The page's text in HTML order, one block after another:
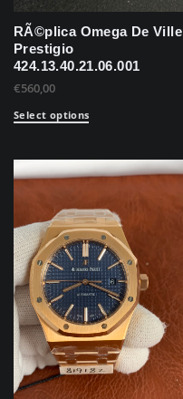
RÃ©plica Omega De Ville
Prestigio
424.13.40.21.06.001
€560,00
Select options